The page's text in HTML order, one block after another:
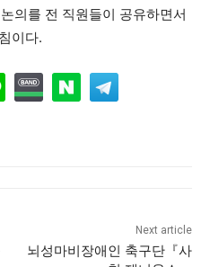
의를 전 직원들이 공유하면서
이다.
Next article
뇌성마비장애인 축구단『사